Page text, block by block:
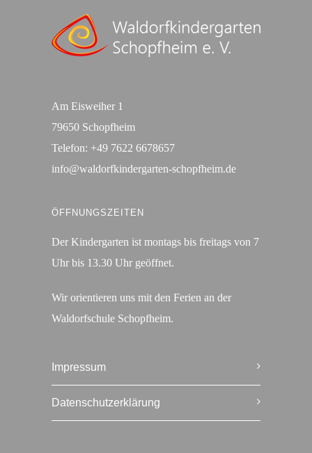
Am Eisweiher 1
79650 Schopfheim
Telefon: +49 7622 6678657
info@waldorfkindergarten-schopfheim.de
ÖFFNUNGSZEITEN
Der Kindergarten ist montags bis freitags von 7
Uhr bis 13.30 Uhr geöffnet.
Wir orientieren uns mit den Ferien an der
Waldorfschule Schopfheim.
Impressum
Datenschutzerklärung